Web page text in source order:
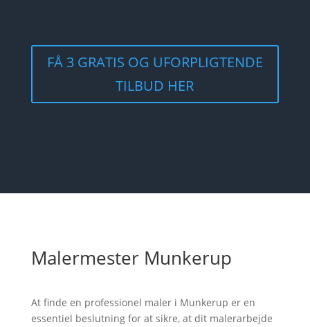
FÅ 3 GRATIS OG UFORPLIGTENDE
TILBUD HER
Malermester Munkerup
At finde en professionel maler i Munkerup er en
essentiel beslutning for at sikre, at dit malerarbejde